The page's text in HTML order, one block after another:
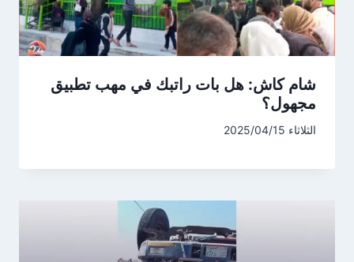
شام كاش: هل بات راتبك في مهب تطبيق
مجهول؟
الثلاثاء 2025/04/15